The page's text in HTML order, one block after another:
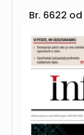
Br. 6622 od